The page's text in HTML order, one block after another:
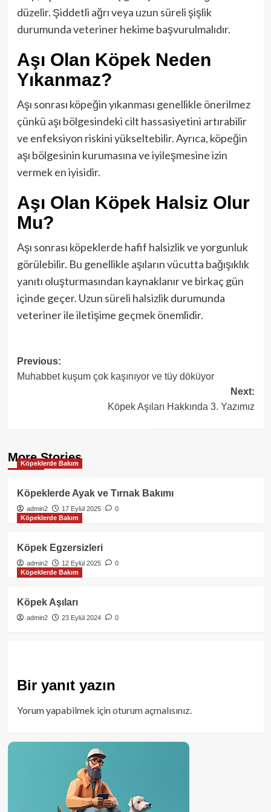
düzelir. Şiddetli ağrı veya uzun süreli şişlik
durumunda veteriner hekime başvurulmalıdır.
Aşı Olan Köpek Neden
Yıkanmaz?
Aşı sonrası köpeğin yıkanması genellikle önerilmez
çünkü aşı bölgesindeki cilt hassasiyetini artırabilir
ve enfeksiyon riskini yükseltebilir. Ayrıca, köpeğin
aşı bölgesinin kurumasına ve iyileşmesine izin
vermek en iyisidir.
Aşı Olan Köpek Halsiz Olur
Mu?
Aşı sonrası köpeklerde hafif halsizlik ve yorgunluk
görülebilir. Bu genellikle aşıların vücutta bağışıklık
yanıtı oluşturmasından kaynaklanır ve birkaç gün
içinde geçer. Uzun süreli halsizlik durumunda
veteriner ile iletişime geçmek önemlidir.
Post
navigation
Previous:
Muhabbet kuşum çok kaşınıyor ve tüy döküyor
Next:
Köpek Aşıları Hakkında 3. Yazımız
More Stories
Köpeklerde Bakım
Köpeklerde Ayak ve Tırnak Bakımı
admin2 17 Eylül 2025
0
Köpeklerde Bakım
Köpek Egzersizleri
admin2 12 Eylül 2025
0
Köpeklerde Bakım
Köpek Aşıları
admin2 23 Eylül 2024 0
Bir yanıt yazın
Yorum yapabilmek içinoturum açmalısınız.